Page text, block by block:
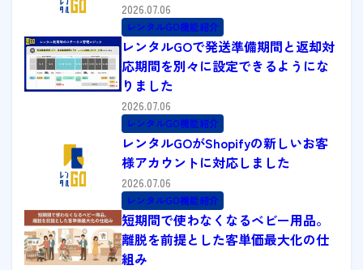
2026.07.06
レンタルGO機能紹介
レンタルGOで発送準備期間と返却対
応期間を別々に設定できるようにな
りました
2026.07.06
レンタルGO機能紹介
レンタルGOがShopifyの新しいお客
様アカウントに対応しました
2026.07.06
レンタルGO機能紹介
短期間で使わなくなるベビー用品。
離脱を前提とした客単価最大化の仕
組み